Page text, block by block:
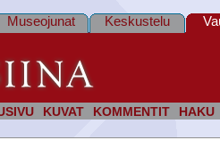
KUVAT KOMMENTIT HAKU
Museojunat Keskustelu